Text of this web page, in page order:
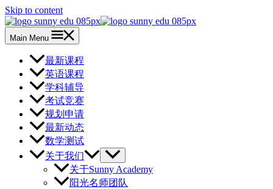
Skip to content
Main Menu
最新课程
英语课程
学科辅导
考试竞赛
规划申请
最新动态
数学测试
关于我们
关于Sunny Academy
阳光名师团队